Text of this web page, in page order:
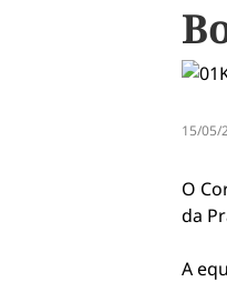
15/05/
O
da
A